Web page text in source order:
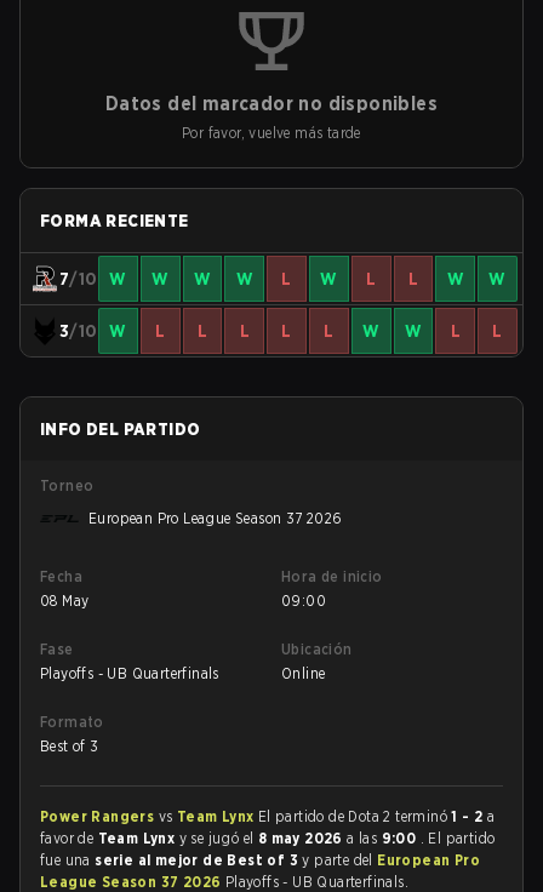
Datos del marcador no disponibles
Por favor, vuelve más tarde
FORMA RECIENTE
7/10 W W W W L W L L W W
3/10 W L L L L L W W L L
INFO DEL PARTIDO
Torneo
European Pro League Season 37 2026
Fecha
08 May
Hora de inicio
09:00
Fase
Playoffs - UB Quarterfinals
Ubicación
Online
Formato
Best of 3
Power Rangers vs Team Lynx El partido de Dota 2 terminó1 - 2 a
favor de Team Lynx y se jugó el 8 may 2026a las 9:00 . El partido
fue una serie al mejor de Best of 3y parte del European Pro
League Season 37 2026 Playoffs - UB Quarterfinals.